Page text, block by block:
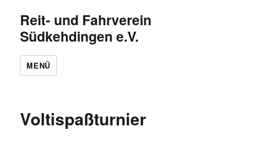
Reit- und Fahrverein
Südkehdingen e.V.
MENÜ
Voltispaßturnier